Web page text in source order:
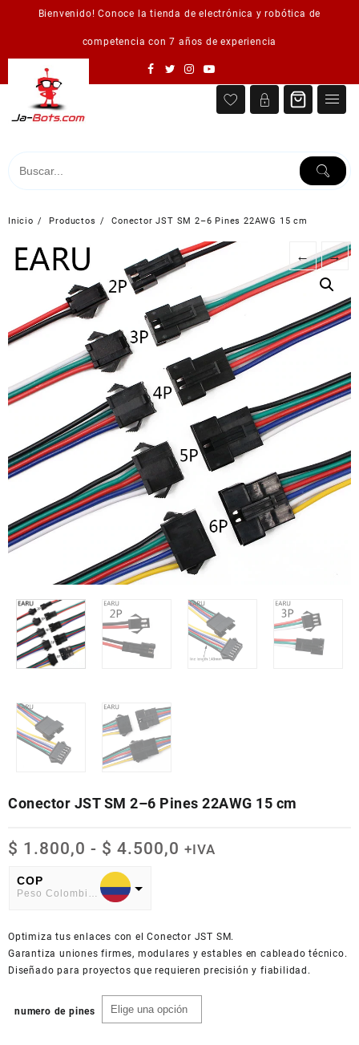
Bienvenido! Conoce la tienda de electrónica y robótica de
competencia con 7 años de experiencia
Inicio Productos Conector JST SM 2–6 Pines 22AWG 15 cm
← →
Conector JST SM 2–6 Pines 22AWG 15 cm
$ 1.800,0 - $ 4.500,0 Rango
hasta
$ 4.500,0
+IVA
COP
Peso Colombiano
American Dollar
Optimiza tus enlaces con el Conector JST SM.
Garantiza uniones firmes, modulares y estables en cableado técnico.
Diseñado para proyectos que requieren precisión y fiabilidad.
numero de pines